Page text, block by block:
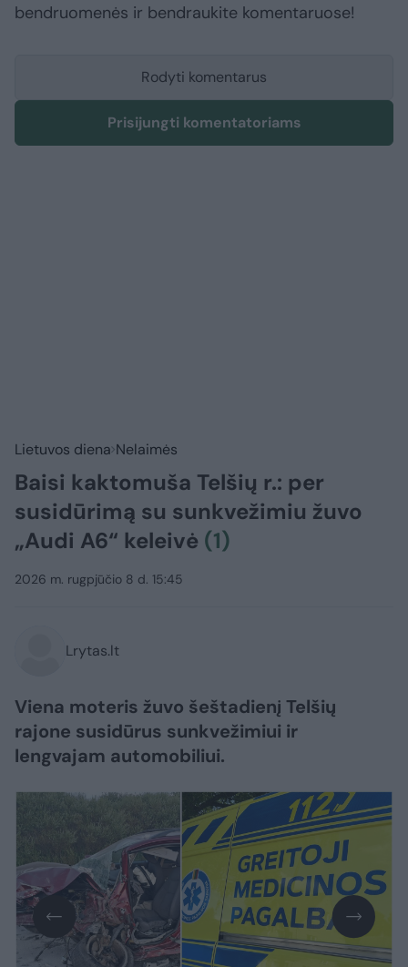
bendruomenės ir bendraukite komentaruose!
Rodyti komentarus
Prisijungti komentatoriams
Lietuvos diena Nelaimės
Baisi kaktomuša Telšių r.: per
susidūrimą su sunkvežimiu žuvo
„Audi A6“ keleivė (1)
2026 m. rugpjūčio 8 d. 15:45
Lrytas.lt
Viena moteris žuvo šeštadienį Telšių
rajone susidūrus sunkvežimiui ir
lengvajam automobiliui.